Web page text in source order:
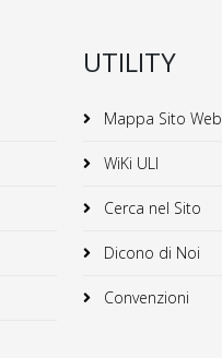
UTILITY
Mappa Sito Web
WiKi ULI
Cerca nel Sito
Dicono di Noi
Convenzioni